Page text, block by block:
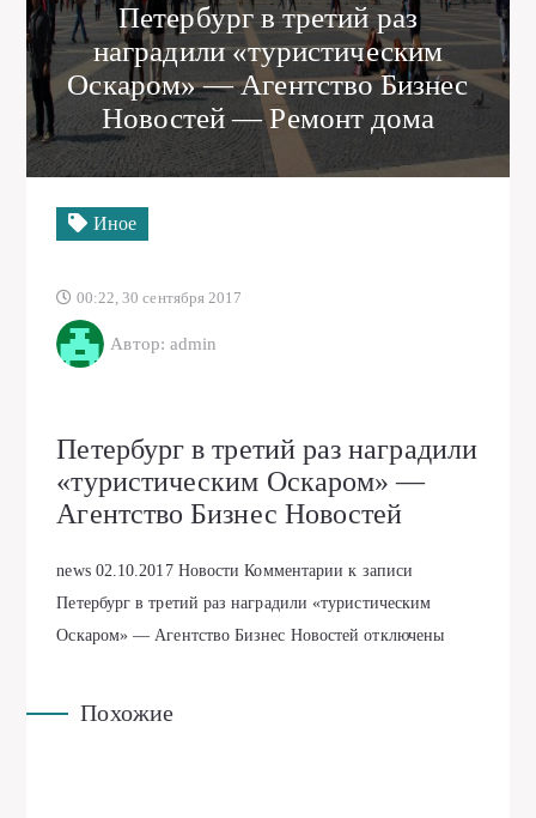
Петербург в третий раз
наградили «туристическим
Оскаром» — Агентство Бизнес
Новостей — Ремонт дома
Иное
00:22, 30 сентября 2017
Автор: admin
Петербург в третий раз наградили
«туристическим Оскаром» —
Агентство Бизнес Новостей
news 02.10.2017 Новости Комментариик записи
Петербург в третий раз наградили «туристическим
Оскаром» — Агентство Бизнес Новостей отключены
Похожие